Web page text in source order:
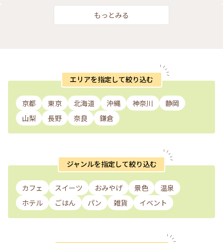
もっとみる
エリアを指定して絞り込む
京都 東京 北海道 沖縄 神奈川
静岡
山梨
長野 奈良 鎌倉
ジャンルを指定して絞り込む
カフェ スイーツ おみやげ 景色
温泉
ホテル
ごはん パン 雑貨 イベント